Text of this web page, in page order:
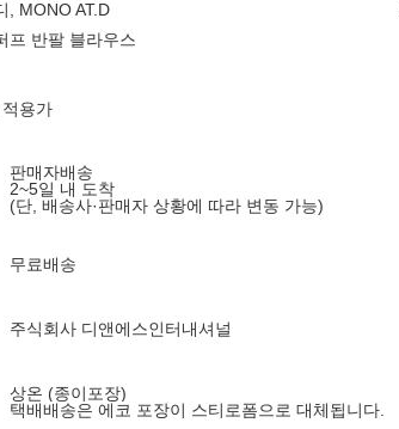
, MONO AT.D
프 반팔 블라우스
용가
판매자배송
2~5일 내 도착
(단, 배송사·판매자 상황에 따라 변동 가능)
무료배송
주식회사 디앤에스인터내셔널
상온 (종이포장)
택배배송은 에코 포장이 스티로폼으로 대체됩니다.